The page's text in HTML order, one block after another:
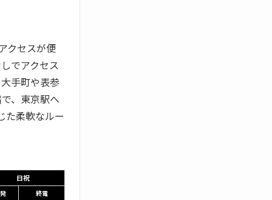
クセスが便
でアクセス
手町や表参
、東京駅へ
た柔軟なルー
日祝
終電